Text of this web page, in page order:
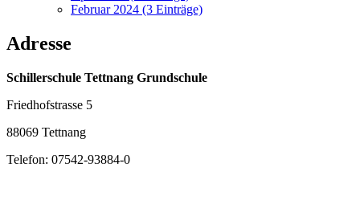
Februar 2024 (3 Einträge)
Adresse
Schillerschule Tettnang Grundschule
Friedhofstrasse 5
88069 Tettnang
Telefon: 07542-93884-0